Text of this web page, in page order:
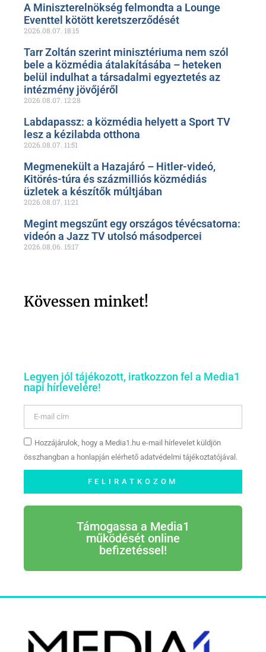
A Miniszterelnökség felmondta a Lounge
Eventtel kötött keretszerződését
2026.08.07. 18:15
Tarr Zoltán szerint minisztériuma nem szól
bele a közmédia átalakításába – heteken
belül indulhat a társadalmi egyeztetés az
intézmény jövőjéről
2026.08.07. 12:28
Labdapassz: a közmédia helyett a Sport TV
lesz a kézilabda otthona
2026.08.07. 11:51
Megmenekült a Hazajáró – Hitler-videó,
Kitörés-túra és százmilliós közmédiás
üzletek a készítők múltjában
2026.08.07. 11:21
Megint megszűnt egy országos tévécsatorna:
videón a Jazz TV utolsó másodpercei
2026.08.06. 15:17
Kövessen minket!
Legyen jól tájékozott, iratkozzon fel a Media1
napi hírlevelére!
Hozzájárulok, hogy a Media1.hu e-mail hírlevelet küldjön
összhangban a honlapján elérhető adatvédelmi tájékoztatójával.
FELIRATKOZOM
Támogassa a Media1
működését online
befizetéssel!